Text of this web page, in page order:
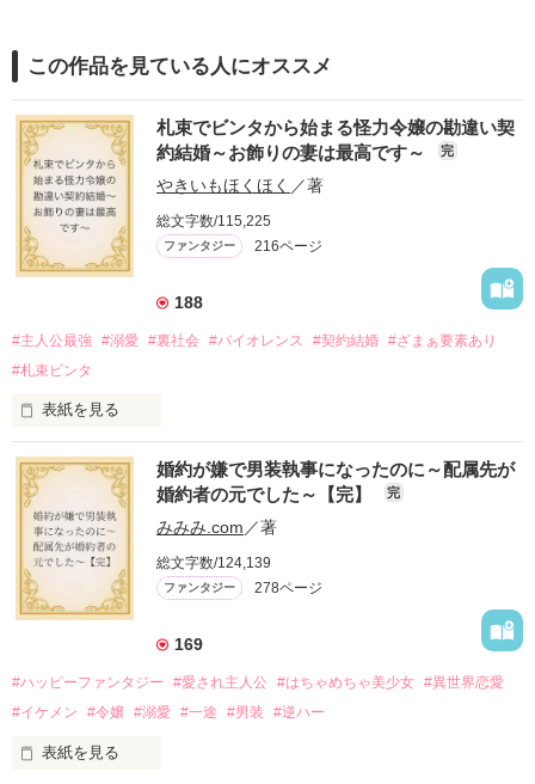
この作品を見ている人にオススメ
札束でビンタから始まる怪力令嬢の勘違い契
約結婚～お飾りの妻は最高です～
完
やきいもほくほく ／著
総文字数/115,225
ファンタジー 216ページ
188
#主人公最強 #溺愛 #裏社会 #バイオレンス #契約結婚 #ざまぁ要素あり
#札束ビンタ
表紙を見る
かつては英雄と呼ばれた父は事業で失敗ばかり。
そのせいで極貧生活を送るオリヴィア・ディルムーンは、母が
倒れたことをきっかけに娼婦になり稼ごうと屋敷を飛び出し
た。
娼館（たぶん）の店主は札束でビンタしてくる謎の男。
金と引き換えに雇われたと思いきや……契約結婚だった！？
裏社会を牛耳るロベールは仮面をつけており、謎が多いが幸せ
な結婚生活を満喫中。
そこでロベールを慕うアリスに一方的に敵視され、嫌がらせを
勘違いから始まる初夜騒動に危険ばかりの血まみれ新婚生活。
婚約が嫌で男装執事になったのに～配属先が
婚約者の元でした～【完】
完
みみみ.com／著
総文字数/124,139
ファンタジー 278ページ
169
#ハッピーファンタジー #愛され主人公 #はちゃめちゃ美少女 #異世界恋愛
#イケメン
#令嬢 #溺愛 #一途 #男装 #逆ハー
表紙を見る